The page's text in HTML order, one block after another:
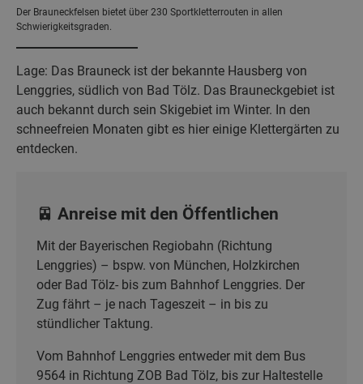
Der Brauneckfelsen bietet über 230 Sportkletterrouten in allen
Schwierigkeitsgraden.
Lage: Das Brauneck ist der bekannte Hausberg von
Lenggries, südlich von Bad Tölz. Das Brauneckgebiet ist
auch bekannt durch sein Skigebiet im Winter. In den
schneefreien Monaten gibt es hier einige Klettergärten zu
entdecken.
🚈 Anreise mit den Öffentlichen
Mit der Bayerischen Regiobahn (Richtung
Lenggries) – bspw. von München, Holzkirchen
oder Bad Tölz- bis zum Bahnhof Lenggries. Der
Zug fährt – je nach Tageszeit – in bis zu
stündlicher Taktung.
Vom Bahnhof Lenggries entweder mit dem Bus
9564 in Richtung ZOB Bad Tölz, bis zur Haltestelle